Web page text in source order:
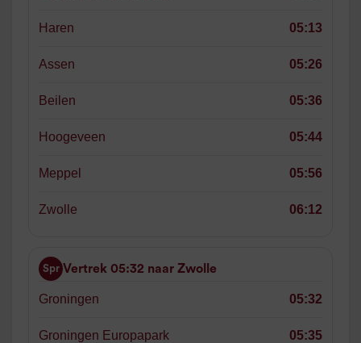
Haren 05:13
Assen 05:26
Beilen 05:36
Hoogeveen 05:44
Meppel 05:56
Zwolle 06:12
Spr Vertrek 05:32 naar Zwolle
Groningen 05:32
Groningen Europapark 05:35